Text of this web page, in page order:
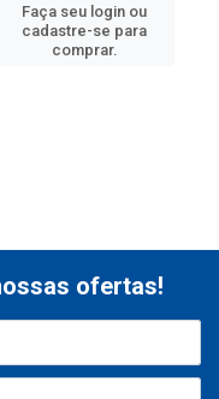
Faça seu login ou
cadastre-se para
comprar.
ofertas!